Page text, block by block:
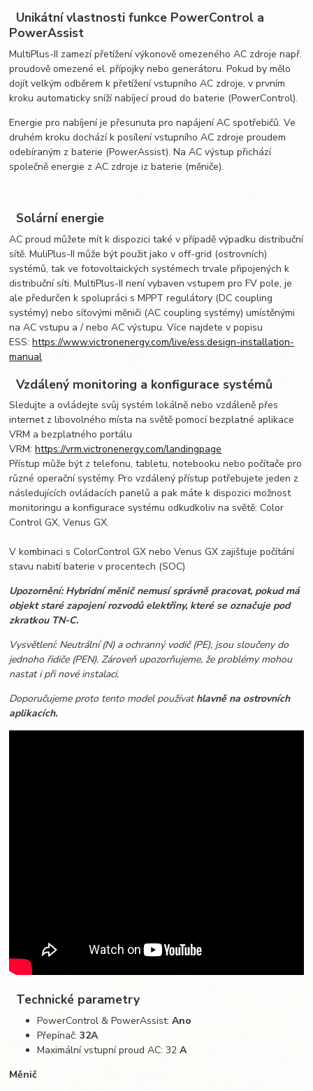
Unikátní vlastnosti funkce PowerControl a
PowerAssist
MultiPlus-II zamezí přetížení výkonově omezeného AC zdroje např.
proudově omezené el. přípojky nebo generátoru. Pokud by mělo
dojít velkým odběrem k přetížení vstupního AC zdroje, v prvním
kroku automaticky sníží nabíjecí proud do baterie (PowerControl).
Energie pro nabíjení je přesunuta pro napájení AC spotřebičů. Ve
druhém kroku dochází k posílení vstupního AC zdroje proudem
odebíraným z baterie (PowerAssist). Na AC výstup přichází
společně energie z AC zdroje iz baterie (měniče).
Solární energie
AC proud můžete mít k dispozici také v případě výpadku distribuční
sítě. MuliPlus-II může být použit jako v off-grid (ostrovních)
systémů, tak ve fotovoltaických systémech trvale připojených k
distribuční síti. MultiPlus-II není vybaven vstupem pro FV pole, je
ale předurčen k spolupráci s MPPT regulátory (DC coupling
systémy) nebo síťovými měniči (AC coupling systémy) umístěnými
na AC vstupu a / nebo AC výstupu. Více najdete v popisu
ESS:https://www.victronenergy.com/live/ess:design-installation-
manual
Vzdálený monitoring a konfigurace systémů
Sledujte a ovládejte svůj systém lokálně nebo vzdáleně přes
internet z libovolného místa na světě pomocí bezplatné aplikace
VRM a bezplatného portálu
VRM:https://vrm.victronenergy.com/landingpage
Přístup může být z telefonu, tabletu, notebooku nebo počítače pro
různé operační systémy. Pro vzdálený přístup potřebujete jeden z
následujících ovládacích panelů a pak máte k dispozici možnost
monitoringu a konfigurace systému odkudkoliv na světě: Color
Control GX, Venus GX.
V kombinaci s ColorControl GX nebo Venus GX zajišťuje počítání
stavu nabití baterie v procentech (SOC)
Upozornění: Hybridní měnič nemusí správně pracovat, pokud má
objekt staré zapojení rozvodů elektřiny, které se označuje pod
zkratkou TN-C.
Vysvětlení: Neutrální (N) a ochranný vodič (PE), jsou sloučeny do
jednoho řidiče (PEN). Zároveň upozorňujeme, že problémy mohou
nastat i při nové instalaci.
Doporučujeme proto tento model používathlavně na ostrovních
aplikacích.
Technické parametry
PowerControl & PowerAssist:Ano
Přepínač: 32A
Maximální vstupní proud AC: 32 A
Měnič​